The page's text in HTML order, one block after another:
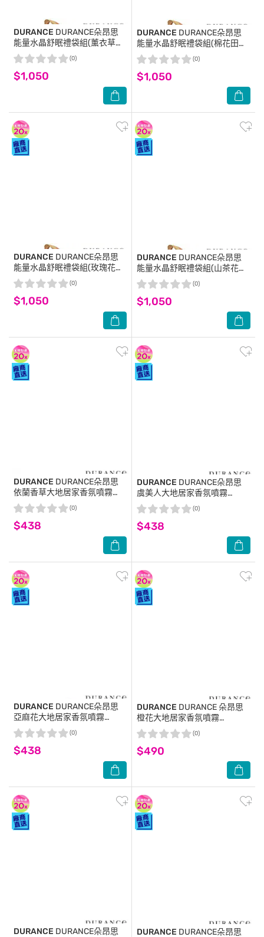
DURANCE DURANCE朵昂思
能量水晶舒眠禮袋組(薰衣草枕
香X2+黃水晶)附提袋-專櫃公司
貨
$1,050
(0)
DURANCE DURANCE朵昂思
能量水晶舒眠禮袋組(棉花田枕
香X2+黃水晶)附提袋-專櫃公司
貨
$1,050
(0)
DURANCE DURANCE朵昂思
能量水晶舒眠禮袋組(玫瑰花蕾
枕香X2+黃水晶)附提袋-專櫃公
司貨
$1,050
(0)
DURANCE DURANCE朵昂思
能量水晶舒眠禮袋組(山茶花枕
香X2+黃水晶)附提袋-專櫃公司
貨
$1,050
(0)
DURANCE DURANCE朵昂思
依蘭香草大地居家香氛噴霧
(100ml)-期效202611-專櫃公司
貨
$438
(0)
DURANCE DURANCE朵昂思
虞美人大地居家香氛噴霧
(100ml)-期效202611-專櫃公司
貨
$438
(0)
DURANCE DURANCE朵昂思
亞麻花大地居家香氛噴霧
(100ml)-期效202611-專櫃公司
貨
$438
(0)
DURANCE DURANCE 朵昂思
橙花大地居家香氛噴霧
(100ml)-期效202612-專櫃公
司貨
$490
(0)
DURANCE DURANCE朵昂思 DURANCE DURANCE朵昂思